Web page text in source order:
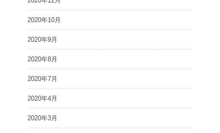
2020年10月
2020年9月
2020年8月
2020年7月
2020年4月
2020年3月